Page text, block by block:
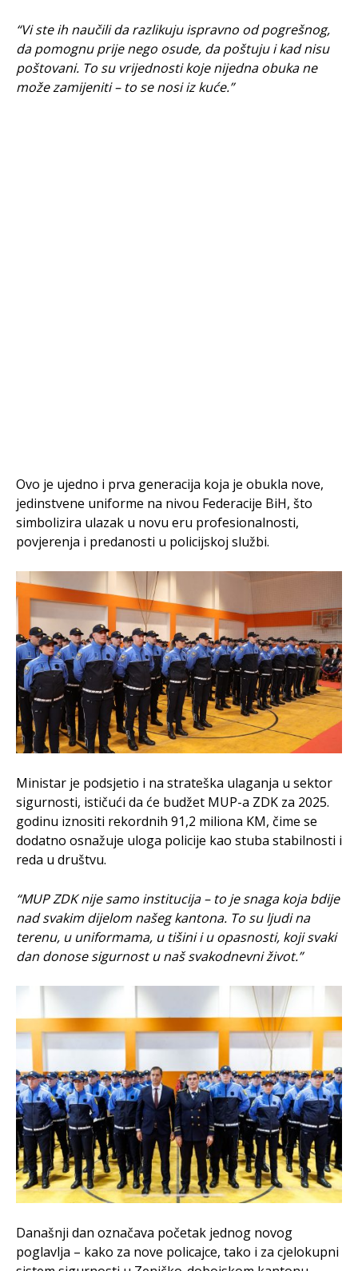
“Vi ste ih naučili da razlikuju ispravno od pogrešnog,
da pomognu prije nego osude, da poštuju i kad nisu
poštovani. To su vrijednosti koje nijedna obuka ne
može zamijeniti – to se nosi iz kuće.”
Ovo je ujedno i prva generacija koja je obukla nove,
jedinstvene uniforme na nivou Federacije BiH, što
simbolizira ulazak u novu eru profesionalnosti,
povjerenja i predanosti u policijskoj službi.
Ministar je podsjetio i na strateška ulaganja u sektor
sigurnosti, ističući da će budžet MUP-a ZDK za 2025.
godinu iznositi rekordnih 91,2 miliona KM, čime se
dodatno osnažuje uloga policije kao stuba stabilnosti i
reda u društvu.
“MUP ZDK nije samo institucija – to je snaga koja bdije
nad svakim dijelom našeg kantona. To su ljudi na
terenu, u uniformama, u tišini i u opasnosti, koji svaki
dan donose sigurnost u naš svakodnevni život.”
Današnji dan označava početak jednog novog
poglavlja – kako za nove policajce, tako i za cjelokupni